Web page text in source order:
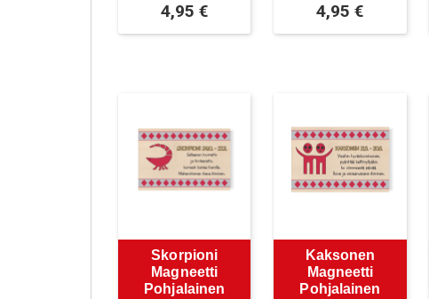
4,95€ 4,95€
Skorpioni
Magneetti
Pohjalainen
Kaksonen
Magneetti
Pohjalainen